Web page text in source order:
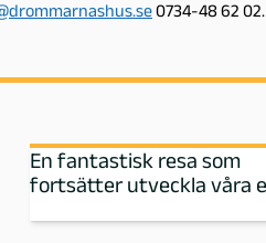
0734-48 62 02.
En fantastisk resa som
fortsätter utveckla våra